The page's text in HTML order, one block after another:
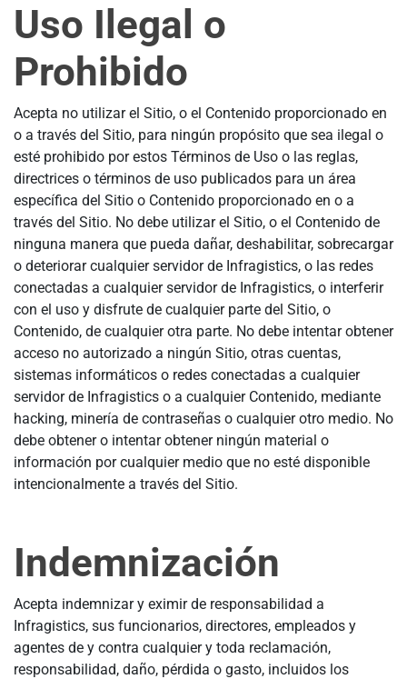
Uso Ilegal o
Prohibido
Acepta no utilizar el Sitio, o el Contenido proporcionado en
o a través del Sitio, para ningún propósito que sea ilegal o
esté prohibido por estos Términos de Uso o las reglas,
directrices o términos de uso publicados para un área
específica del Sitio o Contenido proporcionado en o a
través del Sitio. No debe utilizar el Sitio, o el Contenido de
ninguna manera que pueda dañar, deshabilitar, sobrecargar
o deteriorar cualquier servidor de Infragistics, o las redes
conectadas a cualquier servidor de Infragistics, o interferir
con el uso y disfrute de cualquier parte del Sitio, o
Contenido, de cualquier otra parte. No debe intentar obtener
acceso no autorizado a ningún Sitio, otras cuentas,
sistemas informáticos o redes conectadas a cualquier
servidor de Infragistics o a cualquier Contenido, mediante
hacking, minería de contraseñas o cualquier otro medio. No
debe obtener o intentar obtener ningún material o
información por cualquier medio que no esté disponible
intencionalmente a través del Sitio.
Indemnización
Acepta indemnizar y eximir de responsabilidad a
Infragistics, sus funcionarios, directores, empleados y
agentes de y contra cualquier y toda reclamación,
responsabilidad, daño, pérdida o gasto, incluidos los